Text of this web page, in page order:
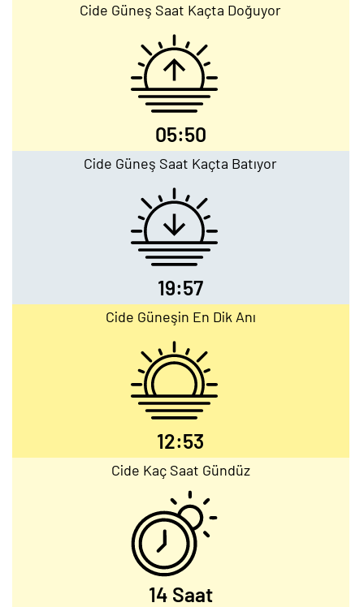
Cide Güneş Saat Kaçta Doğuyor
05:50
Cide Güneş Saat Kaçta Batıyor
19:57
Cide Güneşin En Dik Anı
12:53
Cide Kaç Saat Gündüz
14 Saat